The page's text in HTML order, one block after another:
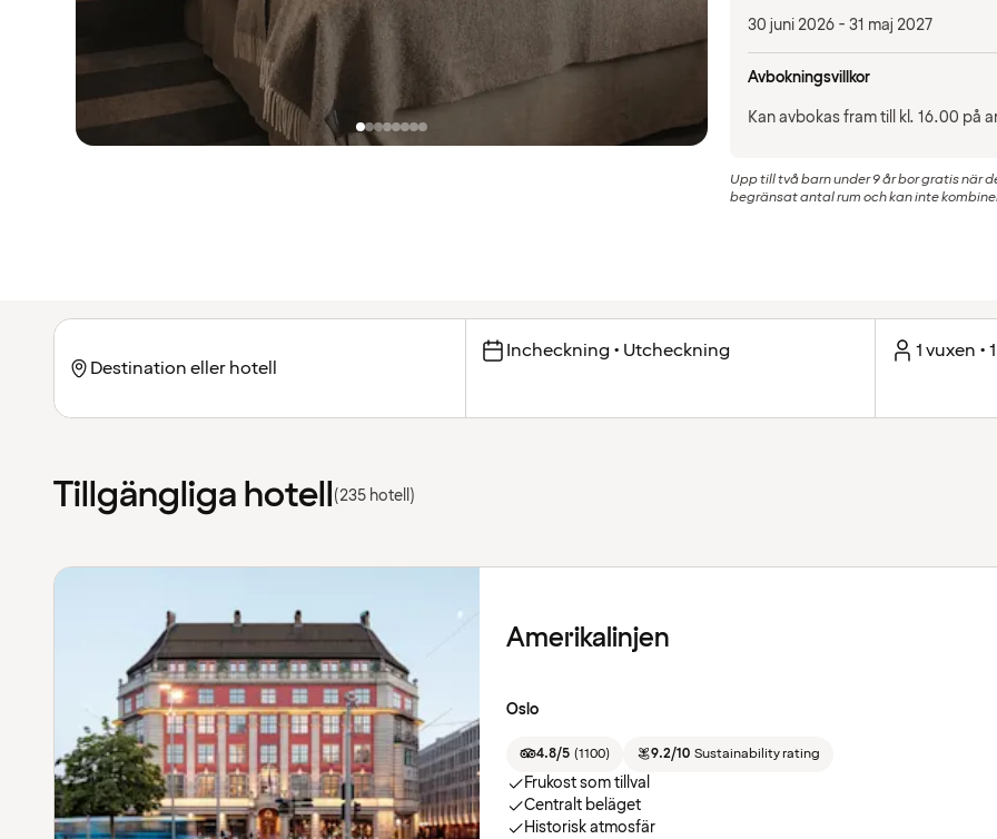
30 juni 2026 - 31 maj 2027
Avbokningsvillkor
Kan avbokas fram till kl. 16.00 på
Upp till två barn under 9 år bor gratis när
begränsat antal rum och kan inte
Incheckning • Utcheckning 1 vuxen •
Tillgängliga hotell(235 hotell)
Amerikalinjen
Oslo
4.8/5 (1100) 9.2/10 Sustainability rating
Frukost som tillval
Centralt beläget
Historisk atmosfär